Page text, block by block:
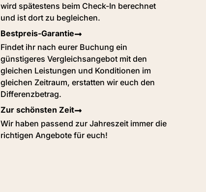
wird spätestens beim Check-In berechnet
und ist dort zu begleichen.
Bestpreis-Garantie
Findet ihr nach eurer Buchung ein
günstigeres Vergleichsangebot mit den
gleichen Leistungen und Konditionen im
gleichen Zeitraum, erstatten wir euch den
Differenzbetrag.
Zur schönsten Zeit
Wir haben passend zur Jahreszeit immer die
richtigen Angebote für euch!